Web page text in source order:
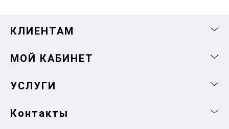
КЛИЕНТАМ
МОЙ КАБИНЕТ
УСЛУГИ
Контакты